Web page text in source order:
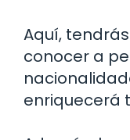
Aquí,
conocer a
enriquecerá